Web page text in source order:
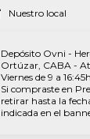
Nuestro local
Depósito Ovni -
Ortúzar, CABA -
Viernes de 9 a
Si compraste en
retirar hasta la
indicada en el